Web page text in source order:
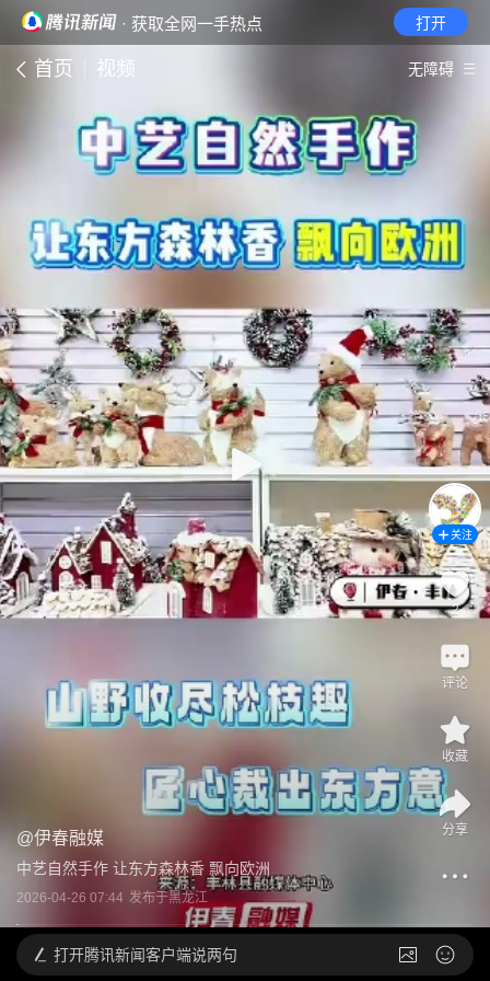
· 获取全网一手热点 打开
首页 视频 无障碍
@伊春融媒
中艺自然手作 让东方森林香 飘向欧洲
2026-04-26 07:44 发布于黑龙江
关注
2
评论
收藏
分享
打开腾讯新闻客户端说两句